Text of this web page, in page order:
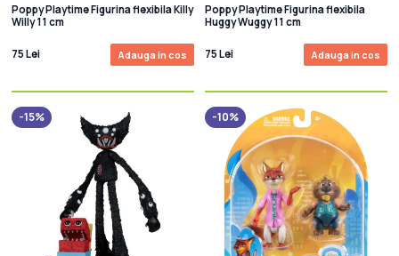
Poppy Playtime Figurina flexibila Killy
Willy 11 cm
75 Lei Adauga in cos
Poppy Playtime Figurina flexibila
Huggy Wuggy 11 cm
75 Lei Adauga in cos
-15% -10%